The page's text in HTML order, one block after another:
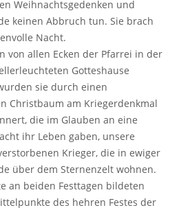
Weihnachtsgedenken und
keinen Abbruch tun. Sie brach
Nacht.
von allen Ecken der Pfarrei in der
Gotteshause
sie durch einen
Christbaum am Kriegerdenkmal
die im Glauben an eine
ihr Leben gaben, unsere
Krieger, die in ewiger
über dem Sternenzelt wohnen.
an beiden Festtagen bildeten
des hehren Festes der